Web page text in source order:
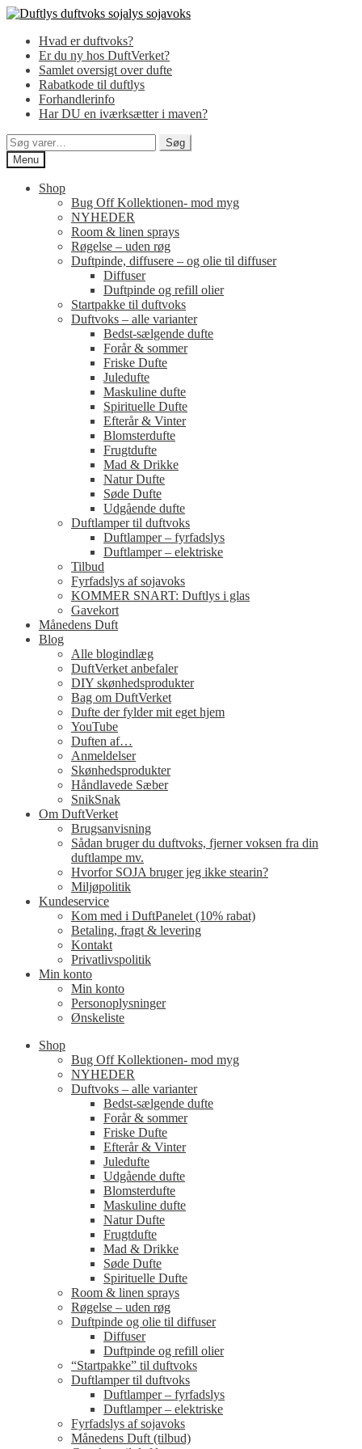
Spring
navigation
Spring
indholdHvad er duftvoks?
Er du ny hos DuftVerket?
Samlet oversigt over dufte
Rabatkode til duftlys
Forhandlerinfo
Har DU en iværksætter i maven?
Søg
efter:
Søg
Menu
Shop
Bug Off Kollektionen- mod myg
NYHEDER
Room & linen sprays
Røgelse – uden røg
Duftpinde, diffusere – og olie til diffuser
Diffuser
Duftpinde og refill olier
Startpakke til duftvoks
Duftvoks – alle varianter
Bedst-sælgende dufte
Forår & sommer
Friske Dufte
Juledufte
Maskuline dufte
Spirituelle Dufte
Efterår & Vinter
Blomsterdufte
Frugtdufte
Mad & Drikke
Natur Dufte
Søde Dufte
Udgående dufte
Duftlamper til duftvoks
Duftlamper – fyrfadslys
Duftlamper – elektriske
Tilbud
Fyrfadslys af sojavoks
KOMMER SNART: Duftlys i glas
Gavekort
Månedens Duft
Blog
Alle blogindlæg
DuftVerket anbefaler
DIY skønhedsprodukter
Bag om DuftVerket
Dufte der fylder mit eget hjem
YouTube
Duften af…
Anmeldelser
Skønhedsprodukter
Håndlavede Sæber
SnikSnak
Om DuftVerket
Brugsanvisning
Sådan bruger du duftvoks, fjerner voksen fra din
duftlampe mv.
Hvorfor SOJA bruger jeg ikke stearin?
Miljøpolitik
Kundeservice
Kom med i DuftPanelet (10% rabat)
Betaling, fragt & levering
Kontakt
Privatlivspolitik
Min konto
Min konto
Personoplysninger
Ønskeliste
Shop
Bug Off Kollektionen- mod myg
NYHEDER
Duftvoks – alle varianter
Bedst-sælgende dufte
Forår & sommer
Friske Dufte
Efterår & Vinter
Juledufte
Udgående dufte
Blomsterdufte
Maskuline dufte
Natur Dufte
Frugtdufte
Mad & Drikke
Søde Dufte
Spirituelle Dufte
Room & linen sprays
Røgelse – uden røg
Duftpinde og olie til diffuser
Diffuser
Duftpinde og refill olier
“Startpakke” til duftvoks
Duftlamper til duftvoks
Duftlamper – fyrfadslys
Duftlamper – elektriske
Fyrfadslys af sojavoks
Månedens Duft (tilbud)